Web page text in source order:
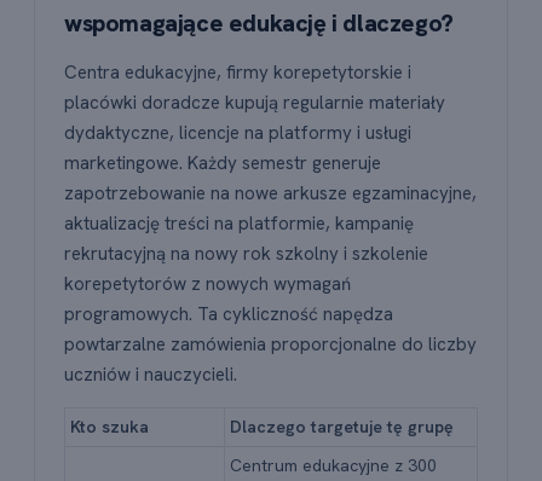
wspomagające edukację i dlaczego?
Centra edukacyjne, firmy korepetytorskie i
placówki doradcze kupują regularnie materiały
dydaktyczne, licencje na platformy i usługi
marketingowe. Każdy semestr generuje
zapotrzebowanie na nowe arkusze egzaminacyjne,
aktualizację treści na platformie, kampanię
rekrutacyjną na nowy rok szkolny i szkolenie
korepetytorów z nowych wymagań
programowych. Ta cykliczność napędza
powtarzalne zamówienia proporcjonalne do liczby
uczniów i nauczycieli.
Kto szuka Dlaczego targetuje tę grupę
Centrum edukacyjne z 300